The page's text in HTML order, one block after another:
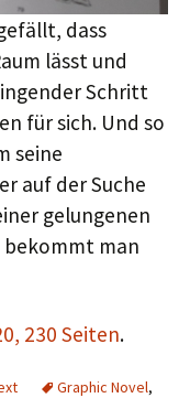
dass
lässt und
Schritt
für sich. Und so
seine
auf der Suche
gelungenen
bekommt man
230 Seiten.
Graphic Novel,